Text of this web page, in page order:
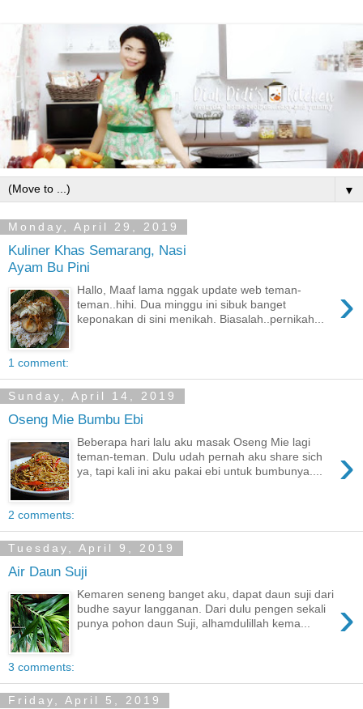
▼
Monday, April 29, 2019
Kuliner Khas Semarang, Nasi
Ayam Bu Pini
›
Hallo, Maaf lama nggak update web teman-
teman..hihi. Dua minggu ini sibuk banget
keponakan di sini menikah. Biasalah..pernikah...
1 comment:
Sunday, April 14, 2019
Oseng Mie Bumbu Ebi
›
Beberapa hari lalu aku masak Oseng Mie lagi
teman-teman. Dulu udah pernah aku share sich
ya, tapi kali ini aku pakai ebi untuk bumbunya....
2 comments:
Tuesday, April 9, 2019
Air Daun Suji
›
Kemaren seneng banget aku, dapat daun suji dari
budhe sayur langganan. Dari dulu pengen sekali
punya pohon daun Suji, alhamdulillah kema...
3 comments:
Friday, April 5, 2019